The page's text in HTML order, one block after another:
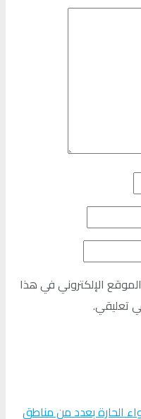
الإلكتروني في هذا
تعليقي.